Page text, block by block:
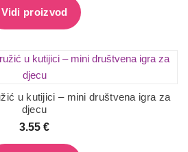
Vidi proizvod
u kutijici – mini društvena igra za
djecu
3.55 €